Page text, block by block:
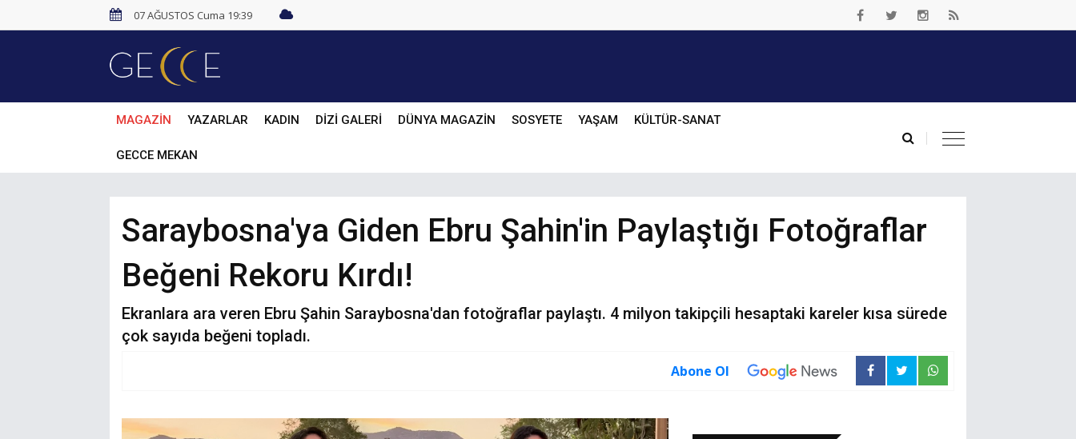
07 AĞUSTOS Cuma 19:39
MAGAZİN YAZARLAR KADIN DİZİ GALERİ DÜNYA MAGAZİN SOSYETE YAŞAM KÜLTÜR-SANAT
GECCE MEKAN
Saraybosna'ya Giden Ebru Şahin'in Paylaştığı Fotoğraflar
Beğeni Rekoru Kırdı!
Ekranlara ara veren Ebru Şahin Saraybosna'dan fotoğraflar paylaştı. 4 milyon takipçili hesaptaki kareler kısa sürede
çok sayıda beğeni topladı.
Abone Ol